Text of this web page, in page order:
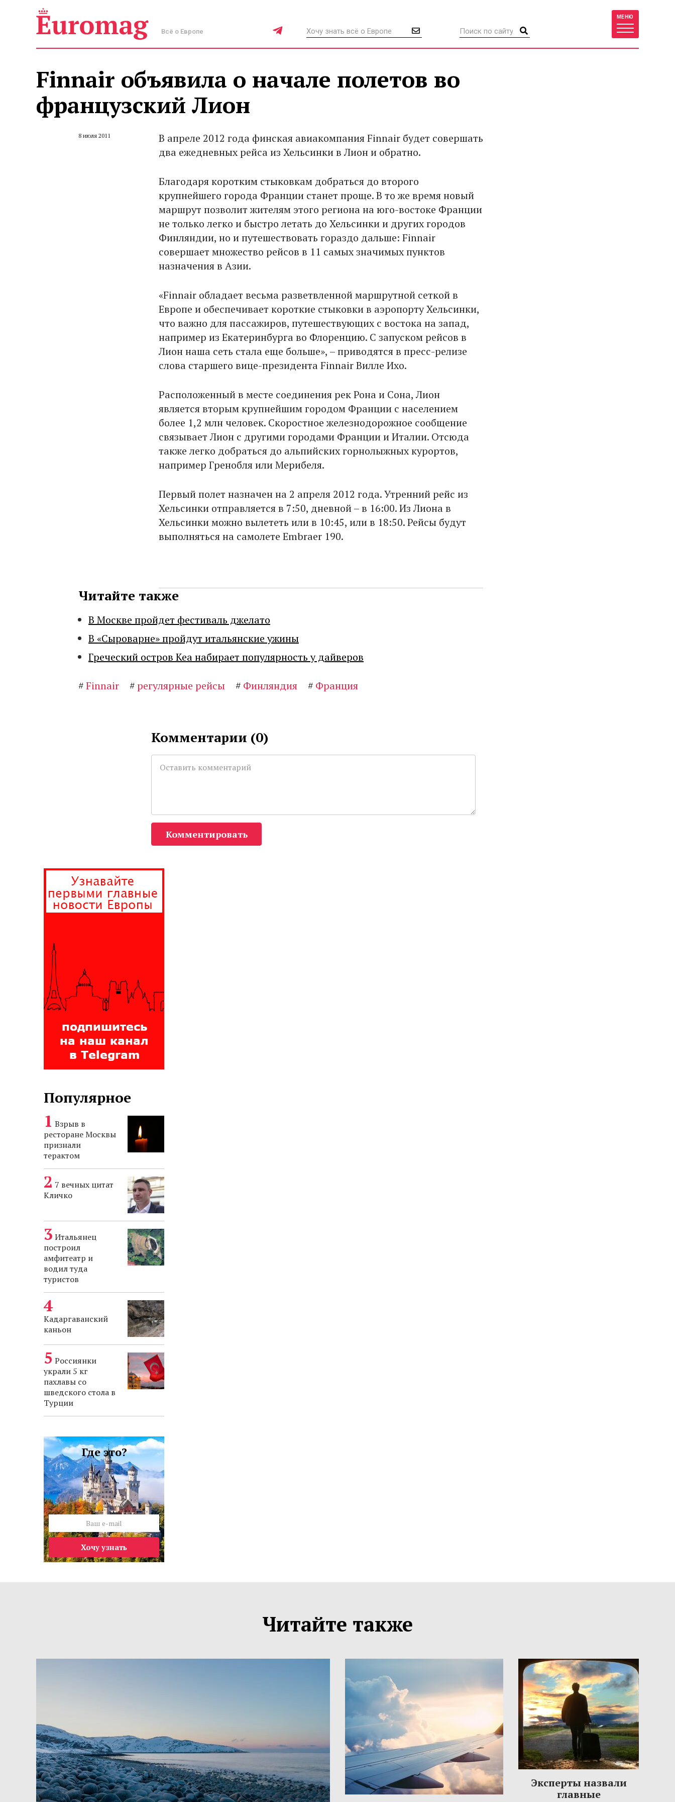
Всё о Европе
МЕНЮ
Finnair объявила о начале полетов во
французский Лион
8 июля 2011
В апреле 2012 года финская авиакомпания Finnair будет совершать
два ежедневных рейса из Хельсинки в Лион и обратно.
Благодаря коротким стыковкам добраться до второго
крупнейшего города Франции станет проще. В то же время новый
маршрут позволит жителям этого региона на юго-востоке Франции
не только легко и быстро летать до Хельсинки и других городов
Финляндии, но и путешествовать гораздо дальше: Finnair
совершает множество рейсов в 11 самых значимых пунктов
назначения в Азии.
«Finnair обладает весьма разветвленной маршрутной сеткой в
Европе и обеспечивает короткие стыковки в аэропорту Хельсинки,
что важно для пассажиров, путешествующих с востока на запад,
например из Екатеринбурга во Флоренцию. С запуском рейсов в
Лион наша сеть стала еще больше», – приводятся в пресс-релизе
слова старшего вице-президента Finnair Вилле Ихо.
Расположенный в месте соединения рек Рона и Сона, Лион
является вторым крупнейшим городом Франции с населением
более 1,2 млн человек. Скоростное железнодорожное сообщение
связывает Лион с другими городами Франции и Италии. Отсюда
также легко добраться до альпийских горнолыжных курортов,
например Гренобля или Мерибеля.
Первый полет назначен на 2 апреля 2012 года. Утренний рейс из
Хельсинки отправляется в 7:50, дневной – в 16:00. Из Лиона в
Хельсинки можно вылететь или в 10:45, или в 18:50. Рейсы будут
выполняться на самолете Embraer 190.
Читайте также
В Москве пройдет фестиваль джелато
В «Сыроварне» пройдут итальянские ужины
Греческий остров Кеа набирает популярность у дайверов
#Finnair #регулярные рейсы # Финляндия # Франция
Комментарии (0)
Комментировать
Популярное
Взрыв в
ресторане Москвы
признали
терактом
7 вечных цитат
Кличко
Итальянец
построил
амфитеатр и
водил туда
туристов
Кадаргаванский
каньон
Россиянки
украли 5 кг
пахлавы со
шведского стола в
Турции
Где это?
Хочу узнать
Читайте также
Эксперты назвали
главные